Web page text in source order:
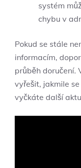
systém
chybu v
Pokud se stále
informacím,
průběh doručení.
vyřešit, jakmile
vyčkáte další